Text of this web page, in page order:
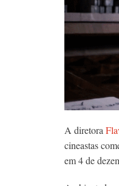
A diretora
cineastas
em 4 de